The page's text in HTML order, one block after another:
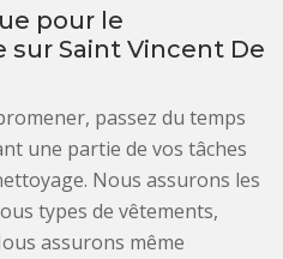
pour le
sur Saint Vincent De
passez du temps
une partie de vos tâches
Nous assurons les
types de vêtements,
assurons même